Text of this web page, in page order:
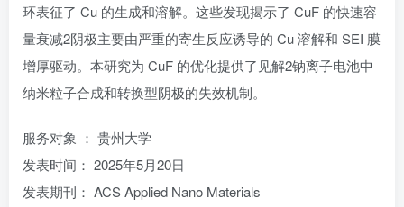
环表征了 Cu 的生成和溶解。这些发现揭示了 CuF 的快速容
量衰减2阴极主要由严重的寄生反应诱导的 Cu 溶解和 SEI 膜
增厚驱动。本研究为 CuF 的优化提供了见解2钠离子电池中
纳米粒子合成和转换型阴极的失效机制。
服务对象 ： 贵州大学
发表时间： 2025年5月20日
发表期刊： ACS Applied Nano Materials